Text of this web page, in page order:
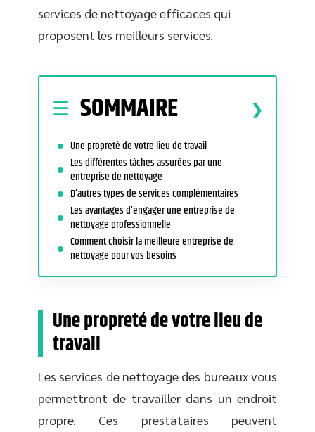
services de nettoyage efficaces qui
proposent les meilleurs services.
SOMMAIRE
Une propreté de votre lieu de travail
Les différentes tâches assurées par une
entreprise de nettoyage
D’autres types de services complémentaires
Les avantages d’engager une entreprise de
nettoyage professionnelle
Comment choisir la meilleure entreprise de
nettoyage pour vos besoins
Une propreté de votre lieu de
travail
Les services de nettoyage des bureaux vous
permettront de travailler dans un endroit
propre. Ces prestataires peuvent